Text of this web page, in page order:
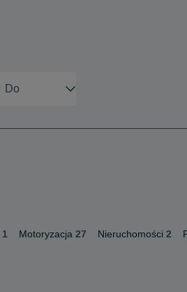
1 Motoryzacja 27 Nieruchomości 2